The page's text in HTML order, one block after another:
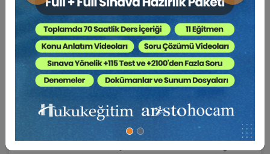
soyu, ana veya babası olmaktadır. Bu kişilerin dava
haklarının ikincil nitelikte olmasının sebebi ise kocanın
ölmesi veya gaipliğine karar verilmesi ya da sürekli
olarak ayırt etme gücünü kaybetmesi hâllerinde dava
açabilecek olmalarıdır. Anayasa Mahkemesi baba
olduğunu iddia eden kişinin ikincil nitelikteki dava
hakkını iptal etmiş; ancak beklentilerin aksine kanun
koyucu aynı hükmü tekrar yürürlüğe koymuştur (TMK m.
291). Burada kocanın alt soyu, anne ve babasının dava